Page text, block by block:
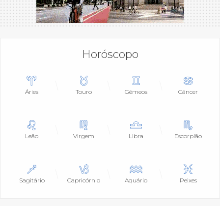
Horóscopo
Áries Touro Gêmeos Câncer
Leão Virgem Libra Escorpião
Sagitário Capricórnio Aquário Peixes